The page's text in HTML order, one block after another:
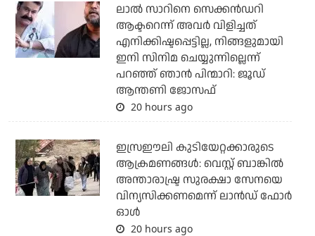
ലാല്‍ സാറിനെ സെക്കന്‍ഡറി
ആക്ടറെന്ന് അവര്‍ വിളിച്ചത്
എനിക്കിഷ്ടപ്പെട്ടില്ല, നിങ്ങളുമായി
ഇനി സിനിമ ചെയ്യുന്നില്ലെന്ന്
പറഞ്ഞ് ഞാന്‍ പിന്മാറി: ജൂഡ്
ആന്തണി ജോസഫ്
20 hours ago
ഇസ്രഈലി കുടിയേറ്റക്കാരുടെ
ആക്രമണങ്ങള്‍: വെസ്റ്റ് ബാങ്കില്‍
അന്താരാഷ്ട്ര സുരക്ഷാ സേനയെ
വിന്യസിക്കണമെന്ന് ലാന്‍ഡ് ഫോര്‍
ഓള്‍
20 hours ago